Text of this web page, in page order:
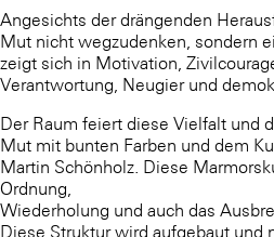
Angesichts der drängenden
Mut nicht wegzudenken, sondern
zeigt sich in Motivation,
Verantwortung, Neugier und
Der Raum feiert diese Vielfalt und
Mut mit bunten Farben und dem
Martin Schönholz. Diese
Ordnung,
Wiederholung und auch das
Diese Struktur wird aufgebaut und